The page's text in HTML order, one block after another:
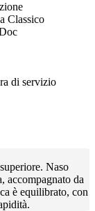
Classico
di servizio
Naso
accompagnato da
è equilibrato, con